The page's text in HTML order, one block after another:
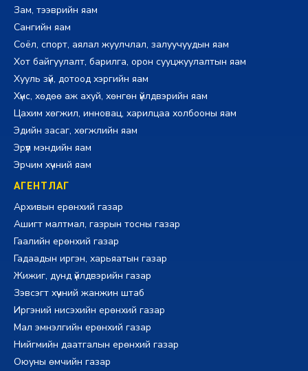
Зам, тээврийн яам
Сангийн яам
Соёл, спорт, аялал жуулчлал, залуучуудын яам
Хот байгуулалт, барилга, орон сууцжуулалтын яам
Хууль зүй, дотоод хэргийн яам
Хүнс, хөдөө аж ахуй, хөнгөн үйлдвэрийн яам
Цахим хөгжил, инновац, харилцаа холбооны яам
Эдийн засаг, хөгжлийн яам
Эрүүл мэндийн яам
Эрчим хүчний яам
АГЕНТЛАГ
Архивын ерөнхий газар
Ашигт малтмал, газрын тосны газар
Гаалийн ерөнхий газар
Гадаадын иргэн, харьяатын газар
Жижиг, дунд үйлдвэрийн газар
Зэвсэгт хүчний жанжин штаб
Иргэний нисэхийн ерөнхий газар
Мал эмнэлгийн ерөнхий газар
Нийгмийн даатгалын ерөнхий газар
Оюуны өмчийн газар